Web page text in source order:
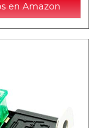
en Amazon